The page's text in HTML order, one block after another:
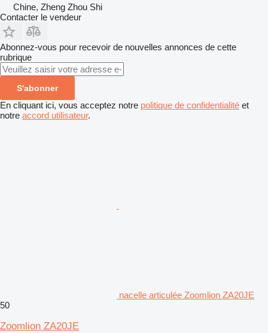
Chine, Zheng Zhou Shi
Contacter le vendeur
Abonnez-vous pour recevoir de nouvelles annonces de cette
rubrique
S'abonner
En cliquant ici, vous acceptez notre politique de confidentialité et
notre accord utilisateur.
nacelle articulée Zoomlion ZA20JE
50
Zoomlion ZA20JE